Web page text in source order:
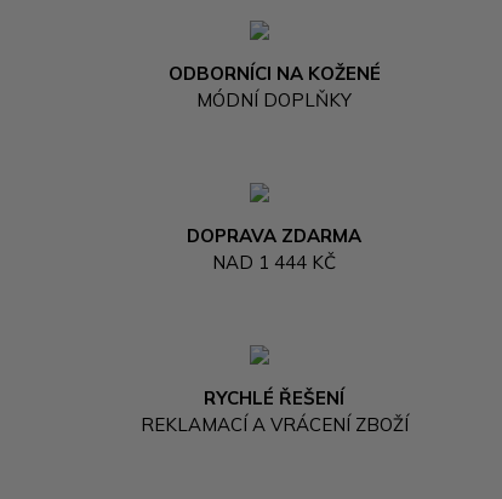
ODBORNÍCI NA KOŽENÉ
MÓDNÍ DOPLŇKY
DOPRAVA ZDARMA
NAD 1 444 KČ
RYCHLÉ ŘEŠENÍ
REKLAMACÍ A VRÁCENÍ ZBOŽÍ